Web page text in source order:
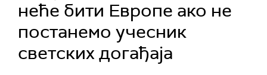
неће бити Европе ако не
постанемо учесник
светских догађаја